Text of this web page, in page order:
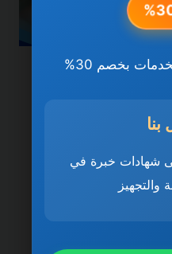
في
0501270935
بخصم 30%
بنا
شهادات خبرة في
والتجهيز